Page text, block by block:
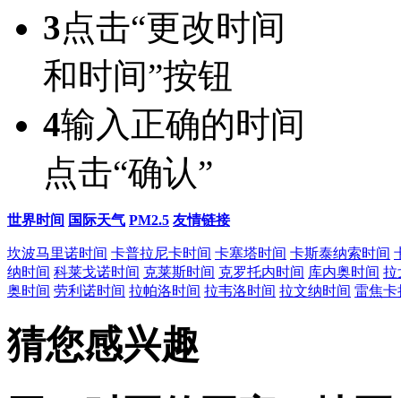
3点击“更改时间
和时间”按钮
4输入正确的时间
点击“确认”
世界时间 国际天气 PM2.5 友情链接
坎波马里诺时间 卡普拉尼卡时间 卡塞塔时间 卡斯泰纳索时间
纳时间 科莱戈诺时间 克莱斯时间 克罗托内时间 库内奥时间 拉
奥时间 劳利诺时间 拉帕洛时间 拉韦洛时间 拉文纳时间 雷焦卡
猜您感兴趣